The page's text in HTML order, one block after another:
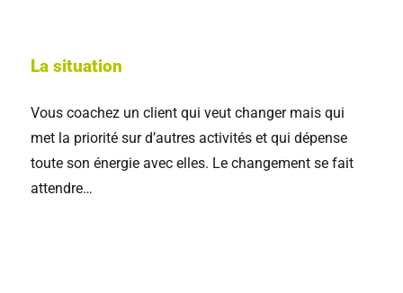
La situation
Vous coachez un client qui veut changer mais qui
met la priorité sur d’autres activités et qui dépense
toute son énergie avec elles. Le changement se fait
attendre…